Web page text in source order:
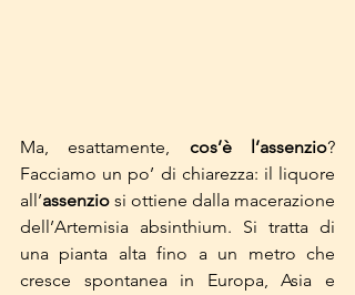
Ma, esattamente, cos’è l’assenzio?
Facciamo un po’ di chiarezza: il liquore
all’assenzio si ottiene dalla macerazione
dell’Artemisia absinthium. Si tratta di
una pianta alta fino a un metro che
cresce spontanea in Europa, Asia e